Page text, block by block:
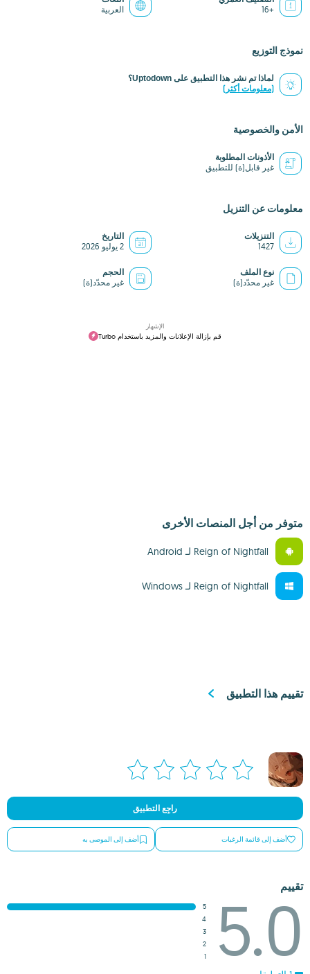
+16 العربية
نموذج التوزيع
لماذا تم نشر هذا التطبيق على Uptodown؟
(معلومات أكثر)
الأمن والخصوصية
الأذونات المطلوبة
غير قابل(ة) للتطبيق
معلومات عن التنزيل
التنزيلات
1427
التاريخ
2 يوليو 2026
نوع الملف
غير محدّد(ة)
الحجم
غير محدّد(ة)
الإشهار
قم بإزالة الإعلانات والمزيد باستخدام Turbo
متوفر من أجل المنصات الأخرى
Reign of Nightfall لـ Android‏
Reign of Nightfall لـ Windows‏
تقييم هذا التطبيق
راجِع التطبيق
أضف إلى قائمة الرغبات أضف إلى الموصى به
تقييم
5.0
5
4
3
2
1